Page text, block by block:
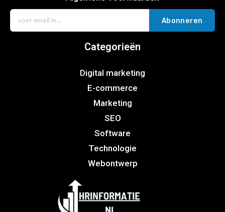
Abonneren
Categorieën
Digital marketing
E-commerce
Marketing
SEO
Software
Technologie
Webontwerp